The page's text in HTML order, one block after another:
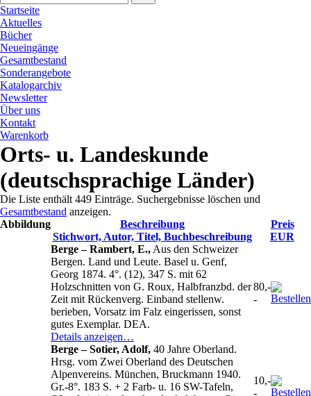
Startseite
Aktuelles
Bücher
Neueingänge
Gesamtbestand
Sonderangebote
Katalogarchiv
Newsletter
Über uns
Kontakt
Warenkorb
Orts- u. Landeskunde
(deutschsprachige Länder)
Die Liste enthält 449 Einträge. Suchergebnisse löschen und
Gesamtbestand anzeigen.
Abbildung
Beschreibung
Stichwort, Autor, Titel, Buchbeschreibung
Preis
EUR
Berge – Rambert, E., Aus den Schweizer
Bergen. Land und Leute. Basel u. Genf,
Georg 1874. 4°. (12), 347 S. mit 62
Holzschnitten von G. Roux, Halbfranzbd. der
Zeit mit Rückenverg. Einband stellenw.
berieben, Vorsatz im Falz eingerissen, sonst
gutes Exemplar. DEA.
Details anzeigen…
80,-
-
Berge – Sotier, Adolf, 40 Jahre Oberland.
Hrsg. vom Zwei Oberland des Deutschen
Alpenvereins. München, Bruckmann 1940.
Gr.-8°. 183 S. + 2 Farb- u. 16 SW-Tafeln,
10,-
-